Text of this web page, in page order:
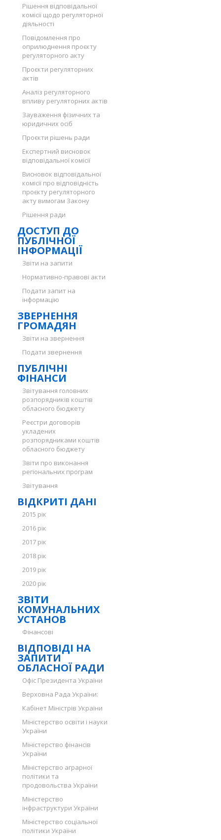
Рішення відповідальної
комісії щодо регуляторної
діяльності
Повідомлення про
оприлюднення проєкту
регуляторного акту
Проєкти регуляторних
актів
Аналіз регуляторного
впливу регуляторних актів
Зауваження фізичних та
юридичних осіб
Проєкти рішень ради
Експертний висновок
відповідальної комісії
Висновок відповідальної
комісії про відповідність
проєкту регуляторного
акту вимогам Закону
Рішення ради
ДОСТУП ДО
ПУБЛІЧНОЇ
ІНФОРМАЦІЇ
Звіти на запити
Нормативно-правові акти
Подати запит на
інформацію
ЗВЕРНЕННЯ
ГРОМАДЯН
Звіти на звернення
Подати звернення
ПУБЛІЧНІ
ФІНАНСИ
Звітування головних
розпорядників коштів
обласного бюджету
Реєстри договорів
укладених
розпорядниками коштів
обласного бюджету
Звіти про виконання
регіональних програм
Звітування
ВІДКРИТІ ДАНІ
2015 рік
2016 рік
2017 рік
2018 рік
2019 рік
2020 рік
ЗВІТИ
КОМУНАЛЬНИХ
УСТАНОВ
Фінансові
ВІДПОВІДІ НА
ЗАПИТИ
ОБЛАСНОЇ РАДИ
Офіс Президента України
Верховна Рада України:
Кабінет Міністрів України
Міністерство освіти і науки
України
Міністерство фінансів
України
Міністерство аграрної
політики та
продовольства України
Міністерство
інфраструктури України
Міністерство соціальної
політики України